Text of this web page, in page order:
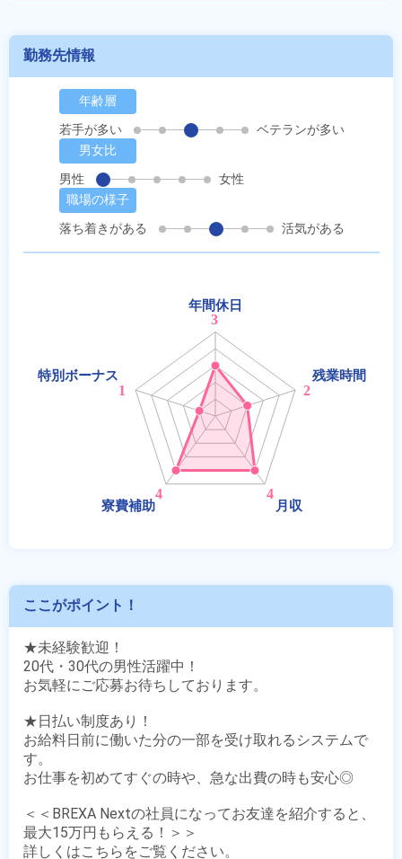
勤務先情報
年齢層
若手が多い
ベテランが多い
男女比
男性
女性
職場の様子
落ち着きがある
活気がある
ここがポイント！
★未経験歓迎！
20代・30代の男性活躍中！
お気軽にご応募お待ちしております。
★日払い制度あり！
お給料日前に働いた分の一部を受け取れるシステムで
す。
お仕事を初めてすぐの時や、急な出費の時も安心◎
＜＜BREXA Nextの社員になってお友達を紹介すると、
最大15万円もらえる！＞＞